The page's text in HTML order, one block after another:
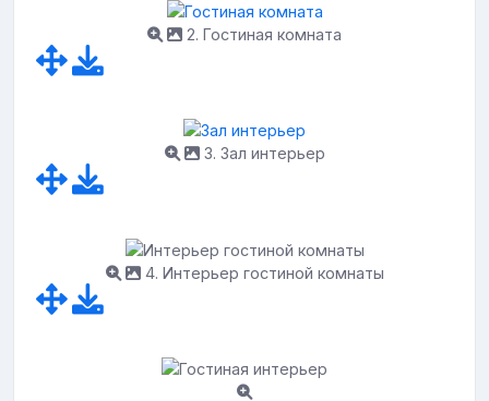
2. Гостиная комната
3. Зал интерьер
4. Интерьер гостиной комнаты